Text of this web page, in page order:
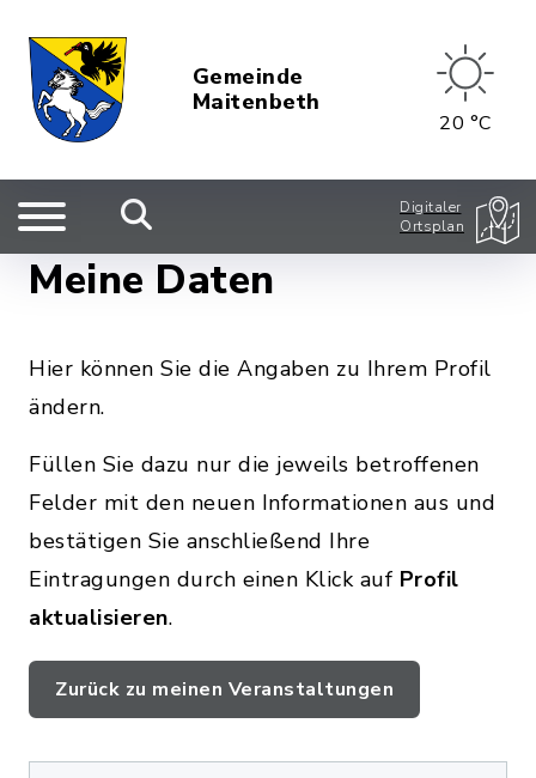
Gemeinde
Maitenbeth
20 °C
Digitaler
Ortsplan
Meine Daten
Hier können Sie die Angaben zu Ihrem Profil
ändern.
Füllen Sie dazu nur die jeweils betroffenen
Felder mit den neuen Informationen aus und
bestätigen Sie anschließend Ihre
Eintragungen durch einen Klick auf Profil
aktualisieren.
Zurück zu meinen Veranstaltungen